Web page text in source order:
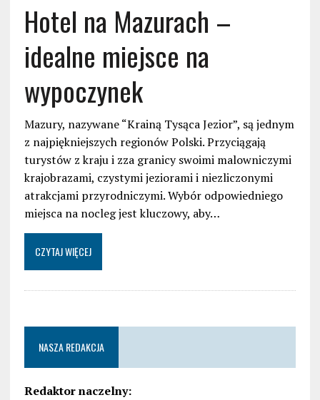
Hotel na Mazurach –
idealne miejsce na
wypoczynek
Mazury, nazywane “Krainą Tysąca Jezior”, są jednym
z najpiękniejszych regionów Polski. Przyciągają
turystów z kraju i zza granicy swoimi malowniczymi
krajobrazami, czystymi jeziorami i niezliczonymi
atrakcjami przyrodniczymi. Wybór odpowiedniego
miejsca na nocleg jest kluczowy, aby…
CZYTAJ WIĘCEJ
NASZA REDAKCJA
Redaktor naczelny: